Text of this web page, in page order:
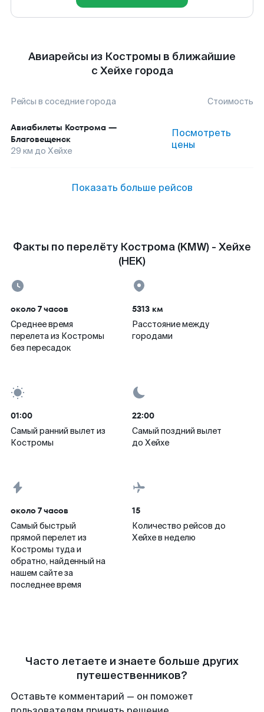
Авиарейсы из Костромы в ближайшие
с Хейхе города
Рейсы в соседние города Стоимость
Авиабилеты Кострома —
Благовещенск
29 км до Хейхе
Посмотреть
цены
Показать больше рейсов
Факты по перелёту Кострома (KMW) - Хейхе
(HEK)
около 7 часов
Среднее время
перелета из Костромы
без пересадок
5313 км
Расстояние между
городами
01:00
Самый ранний вылет из
Костромы
22:00
Самый поздний вылет
до Хейхе
около 7 часов
Самый быстрый
прямой перелет из
Костромы туда и
обратно, найденный на
нашем сайте за
последнее время
15
Количество рейсов до
Хейхе в неделю
Часто летаете и знаете больше других
путешественников?
Оставьте комментарий — он поможет